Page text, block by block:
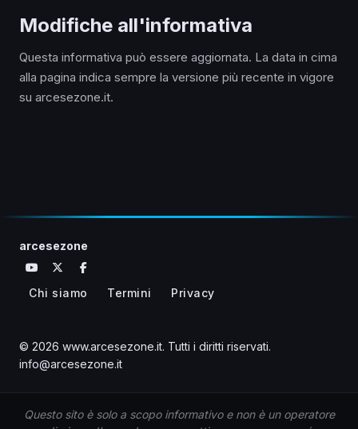
Modifiche all'informativa
Questa informativa può essere aggiornata. La data in cima
alla pagina indica sempre la versione più recente in vigore
su arcesezone.it.
arcesezone
Chi siamo Termini Privacy
© 2026 www.arcesezone.it. Tutti i diritti riservati.
info@arcesezone.it
Questo sito è solo a scopo informativo e non è un operatore